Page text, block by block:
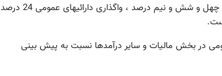
رئیس جمهور افزود: در این بودجه سهم درآمدهای عمومی چهل و شش و نیم درصد ، واگذاری دارائیهای عمومی 24 درصد
درصدی درآمدهای عمومی در بخش مالیات و سایر درآمدها نسبت به پیش بینی